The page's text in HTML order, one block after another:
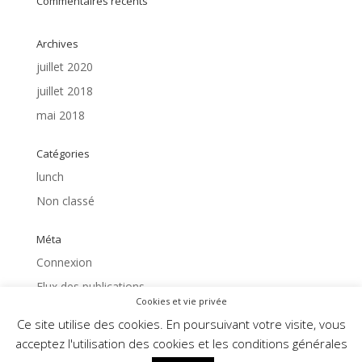
Archives
juillet 2020
juillet 2018
mai 2018
Catégories
lunch
Non classé
Méta
Connexion
Flux des publications
Cookies et vie privée
Ce site utilise des cookies. En poursuivant votre visite, vous
acceptez l'utilisation des cookies et les conditions générales